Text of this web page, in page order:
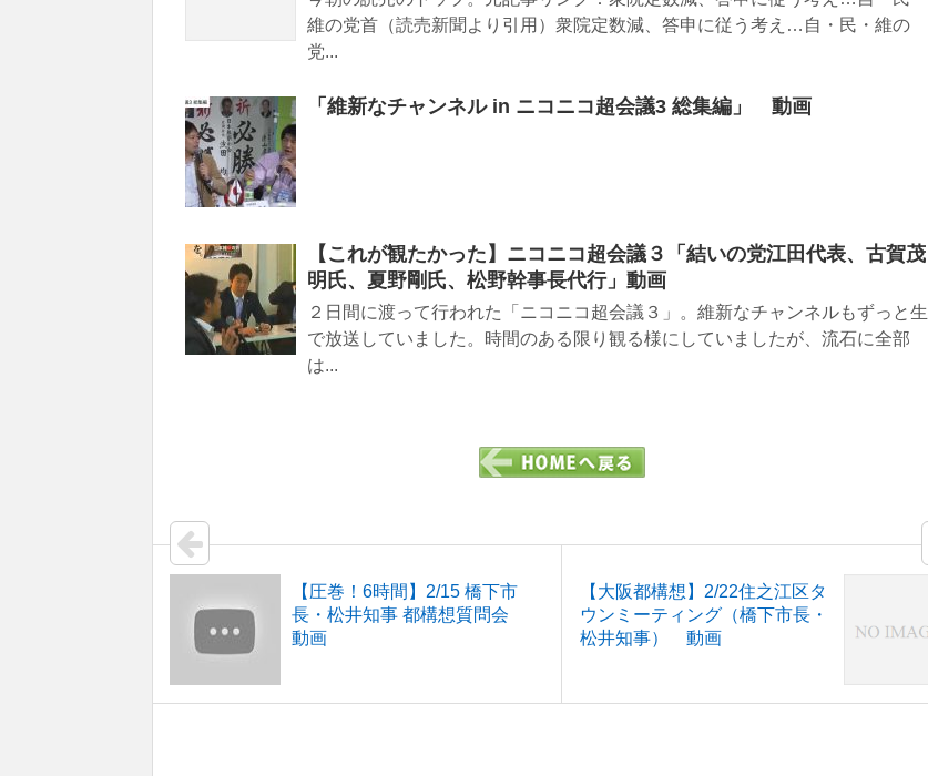
維の党首（読売新聞より引用）衆院定数減、答申に従う考え…自・民・維の
党...
「維新なチャンネル in ニコニコ超会議3 総集編」 動画
【これが観たかった】ニコニコ超会議３「結いの党江田代表、古賀茂
明氏、夏野剛氏、松野幹事長代行」動画
２日間に渡って行われた「ニコニコ超会議３」。維新なチャンネルもずっと生
で放送していました。時間のある限り観る様にしていましたが、流石に全部
は...
【圧巻！6時間】2/15 橋下市
長・松井知事 都構想質問会
動画
【大阪都構想】2/22住之江区タ
ウンミーティング（橋下市長・
松井知事） 動画